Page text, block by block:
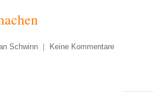
Schwinn Keine Kommentare